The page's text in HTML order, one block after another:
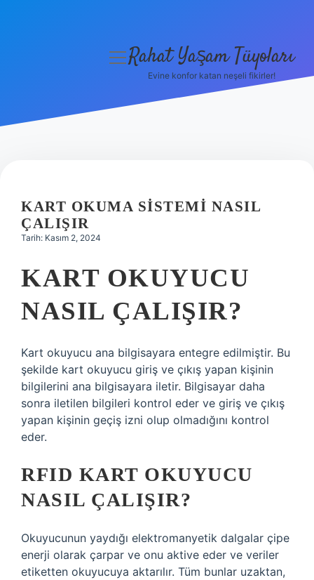
Hakkımızda
menüyü
Rahat Yaşam Tüyoları
Evine konfor katan neşeli fikirler!
KART OKUMA SISTEMI NASIL
ÇALIŞIR
Tarih: Kasım 2, 2024
KART OKUYUCU
NASIL ÇALIŞIR?
Kart okuyucu ana bilgisayara entegre edilmiştir. Bu
şekilde kart okuyucu giriş ve çıkış yapan kişinin
bilgilerini ana bilgisayara iletir. Bilgisayar daha
sonra iletilen bilgileri kontrol eder ve giriş ve çıkış
yapan kişinin geçiş izni olup olmadığını kontrol
eder.
RFID KART OKUYUCU
NASIL ÇALIŞIR?
Okuyucunun yaydığı elektromanyetik dalgalar çipe
enerji olarak çarpar ve onu aktive eder ve veriler
etiketten okuyucuya aktarılır. Tüm bunlar uzaktan,